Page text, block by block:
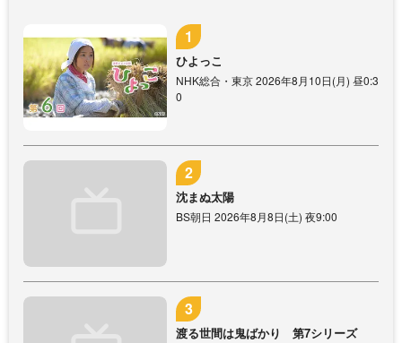
ひよっこ
NHK総合・東京 2026年8月10日(月) 昼0:3
0
沈まぬ太陽
BS朝日 2026年8月8日(土) 夜9:00
渡る世間は鬼ばかり 第7シリーズ